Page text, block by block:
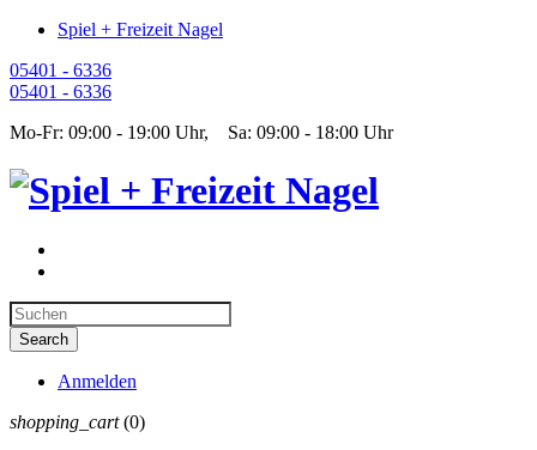
Spiel + Freizeit Nagel
05401 - 6336
05401 - 6336
Mo-Fr: 09:00 - 19:00 Uhr, Sa: 09:00 - 18:00 Uhr
Anmelden
shopping_cart (0)